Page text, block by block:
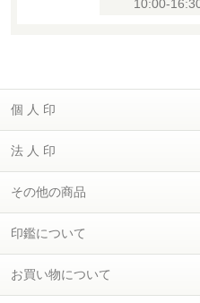
10:00-
個 人 印
法 人 印
その他の商品
印鑑について
お買い物について